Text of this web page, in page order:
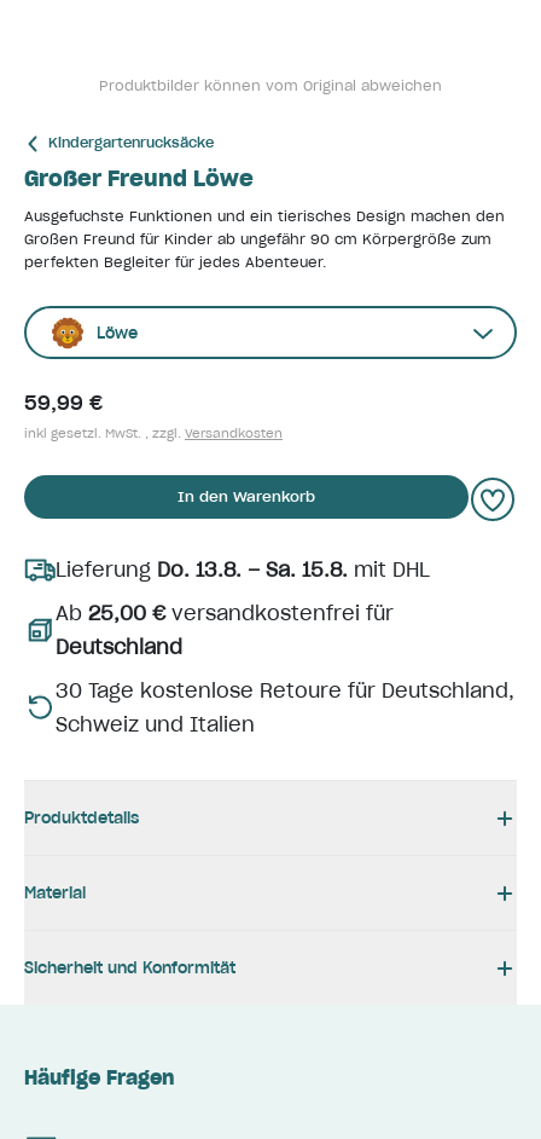
Produktbilder können vom Original abweichen
Kindergartenrucksäcke
Großer Freund Löwe
Ausgefuchste Funktionen und ein tierisches Design machen den
Großen Freund für Kinder ab ungefähr 90 cm Körpergröße zum
perfekten Begleiter für jedes Abenteuer.
Löwe
59,99 €
inkl gesetzl. MwSt. , zzgl. Versandkosten
In den Warenkorb
Lieferung Do. 13.8. – Sa. 15.8. mit DHL
Ab 25,00 €versandkostenfrei für
Deutschland
30 Tage kostenlose Retoure für Deutschland,
Schweiz und Italien
Produktdetails
Material
Sicherheit und Konformität
Häufige Fragen